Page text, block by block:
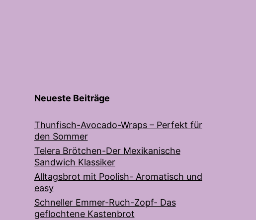
Neueste Beiträge
Thunfisch-Avocado-Wraps – Perfekt für
den Sommer
Telera Brötchen-Der Mexikanische
Sandwich Klassiker
Alltagsbrot mit Poolish- Aromatisch und
easy
Schneller Emmer-Ruch-Zopf- Das
geflochtene Kastenbrot